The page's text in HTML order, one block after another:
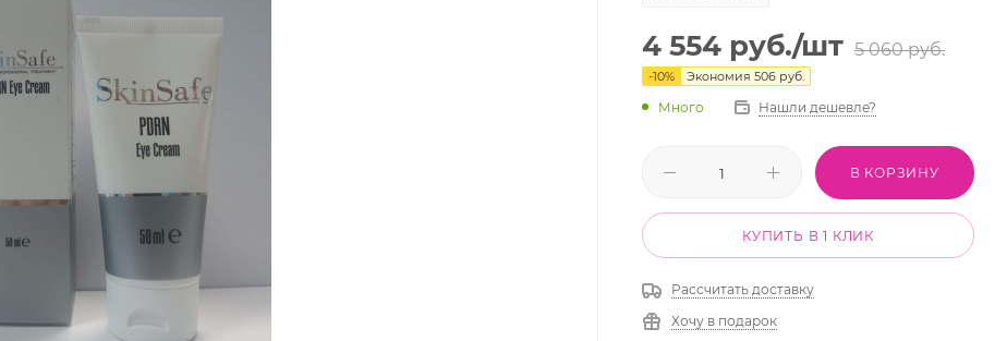
4 554 руб./шт 5 060руб.
-10% Экономия 506 руб.
Много Нашли дешевле?
В КОРЗИНУ
КУПИТЬ В 1 КЛИК
Рассчитать доставку
Хочу в подарок